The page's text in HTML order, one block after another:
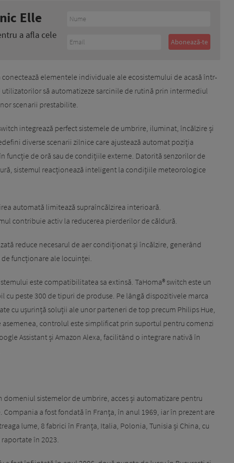
Elle
a afla cele
elementele individuale ale ecosistemului de acasă într-
să automatizeze sarcinile de rutină prin intermediul
scenarii prestabilite.
integrează perfect sistemele de umbrire, iluminat, încălzire și
diverse scenarii zilnice care ajustează automat poziția
funcție de oră sau de condițiile externe. Datorită senzorilor de
sistemul reacționează inteligent la condițiile meteorologice
automată limitează supraîncălzirea interioară.
contribuie activ la reducerea pierderilor de căldură.
reduce necesarul de aer condiționat și încălzire, generând
funcționare ale locuinței.
este compatibilitatea sa extinsă. TaHoma® switch este un
cu peste 300 de tipuri de produse. Pe lângă dispozitivele marca
cu ușurință soluții ale unor parteneri de top precum Philips Hue,
asemenea, controlul este simplificat prin suportul pentru comenzi
Assistant și Amazon Alexa, facilitând o integrare nativă în
sistemelor de umbrire, acces și automatizare pentru
a fost fondată în Franţa, în anul 1969, iar în prezent are
lume, 8 fabrici în Franța, Italia, Polonia, Tunisia și China, cu
în 2023.